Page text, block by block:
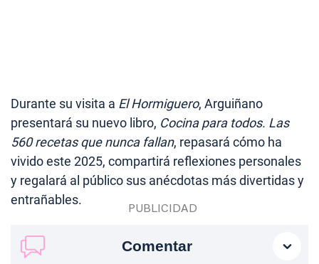
Durante su visita a El Hormiguero, Arguiñano
presentará su nuevo libro, Cocina para todos. Las
560 recetas que nunca fallan, repasará cómo ha
vivido este 2025, compartirá reflexiones personales
y regalará al público sus anécdotas más divertidas y
entrañables.
Comentar